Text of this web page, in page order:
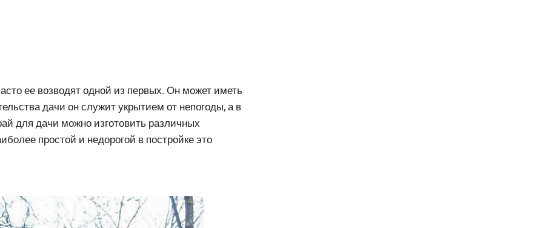
ее возводят одной из первых. Он может иметь
дачи он служит укрытием от непогоды, а в
для дачи можно изготовить различных
простой и недорогой в постройке это